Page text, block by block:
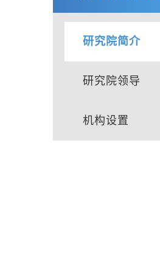
研究院简介
研究院领导
机构设置